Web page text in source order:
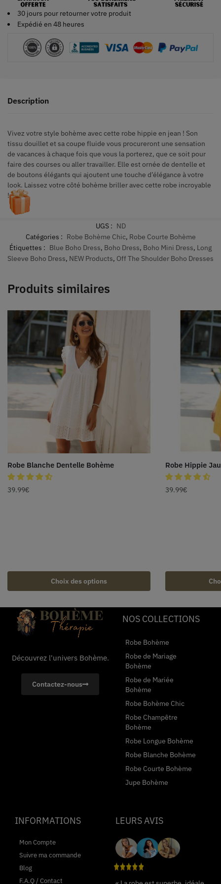
30 jours pour retourner votre produit
Expédié en 48 heures
Description
Vivez votre style bohème avec cette robe hippie en jean ! Son
tissu douillet et sa coupe fluide vous procureront une sensation
de vacances à chaque fois que vous la porterez, que ce soit pour
faire des courses ou aller travailler. Elle est ornée de dentelle et
de boutons élégants qui ajoutent une touche d’élégance à votre
look. Laissez votre côté bohème briller avec cette robe incroyable
!
UGS : ND
Catégories : Robe Bohème Chic, Robe Courte Bohème
Étiquettes : Blue Boho Dress, Boho Dress, Boho Mini Dress, Long
Sleeve Boho Dress, NEW Products, Off The Shoulder Boho Dresses
Produits similaires
Robe Blanche Dentelle Bohème
39.99€
Choix des options
Robe Hippie
39.99€
Découvrez l'univers Bohème.
Contactez-nous
NOS COLLECTIONS
Robe Bohème
Robe de Mariage
Bohème
Robe de Mariée
Bohème
Robe Bohème Chic
Robe Champêtre
Bohème
Robe Longue Bohème
Robe Blanche Bohème
Robe Courte Bohème
Jupe Bohème
INFORMATIONS
Mon Compte
Suivre ma commande
Blog
F.A.Q / Contact
LEURS AVIS